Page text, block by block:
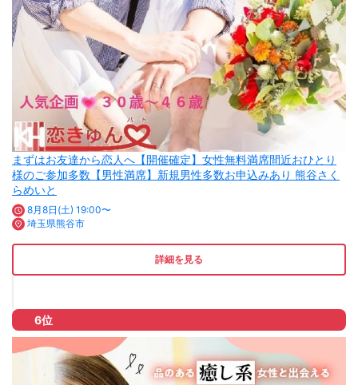
まずはお友達から恋人へ【開催確定】女性無料満席間近おひとり
様のご参加多数【男性満席】新規男性多数お申込みあり 熊谷さく
らめいと
8月8日(土) 19:00〜
埼玉県熊谷市
詳細を見る
6位